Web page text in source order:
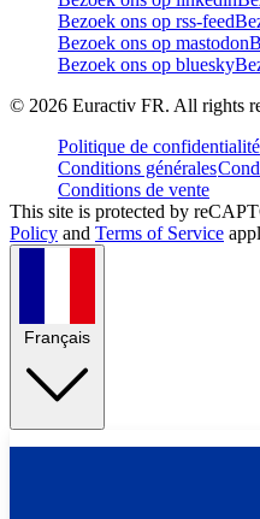
Bezoek ons op rss-feed
Bezoek ons op mastodon
Bezoek ons op bluesky
© 2026 Euractiv FR. All rights
Politique de confidentialité
Conditions générales
Conditions de vente
This site is protected by
Policy and Terms of Service
Français